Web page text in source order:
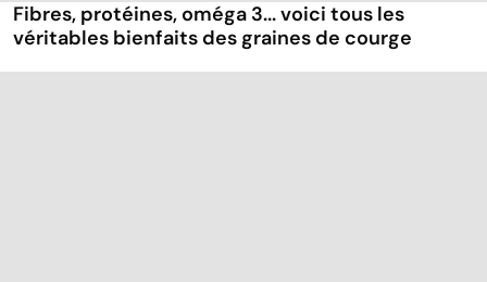
Fibres, protéines, oméga 3... voici tous les
véritables bienfaits des graines de courge